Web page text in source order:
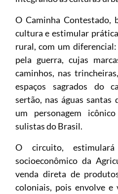
O Caminha Contestado,
cultura e estimular
rural, com um
pela guerra, cujas
caminhos, nas
espaços sagrados do
sertão, nas águas
um personagem
sulistas do Brasil.
O circuito,
socioeconômico da
venda direta de
coloniais, pois envolve e